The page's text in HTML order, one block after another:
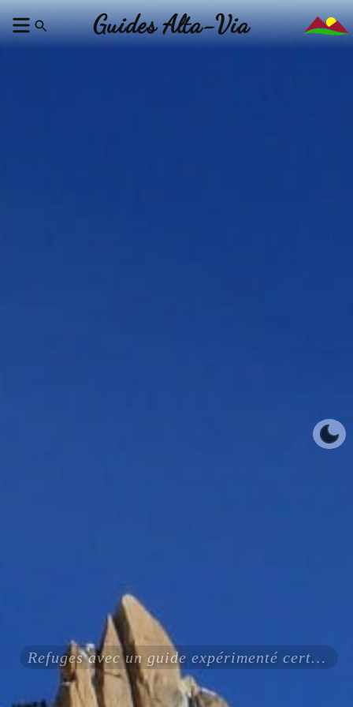
Guides Alta-Via
Refuges avec un guide expérimenté certifié ENSA UIAGM